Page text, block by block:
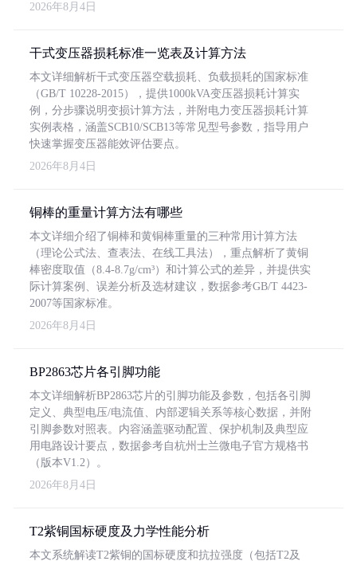
2026年8月4日
干式变压器损耗标准一览表及计算方法
本文详细解析干式变压器空载损耗、负载损耗的国家标准
（GB/T 10228-2015），提供1000kVA变压器损耗计算实
例，分步骤说明变损计算方法，并附电力变压器损耗计算
实例表格，涵盖SCB10/SCB13等常见型号参数，指导用户
快速掌握变压器能效评估要点。
2026年8月4日
铜棒的重量计算方法有哪些
本文详细介绍了铜棒和黄铜棒重量的三种常用计算方法
（理论公式法、查表法、在线工具法），重点解析了黄铜
棒密度取值（8.4-8.7g/cm³）和计算公式的差异，并提供实
际计算案例、误差分析及选材建议，数据参考GB/T 4423-
2007等国家标准。
2026年8月4日
BP2863芯片各引脚功能
本文详细解析BP2863芯片的引脚功能及参数，包括各引脚
定义、典型电压/电流值、内部逻辑关系等核心数据，并附
引脚参数对照表。内容涵盖驱动配置、保护机制及典型应
用电路设计要点，数据参考自杭州士兰微电子官方规格书
（版本V1.2）。
2026年8月4日
T2紫铜国标硬度及力学性能分析
本文系统解读T2紫铜的国标硬度和抗拉强度（包括T2及